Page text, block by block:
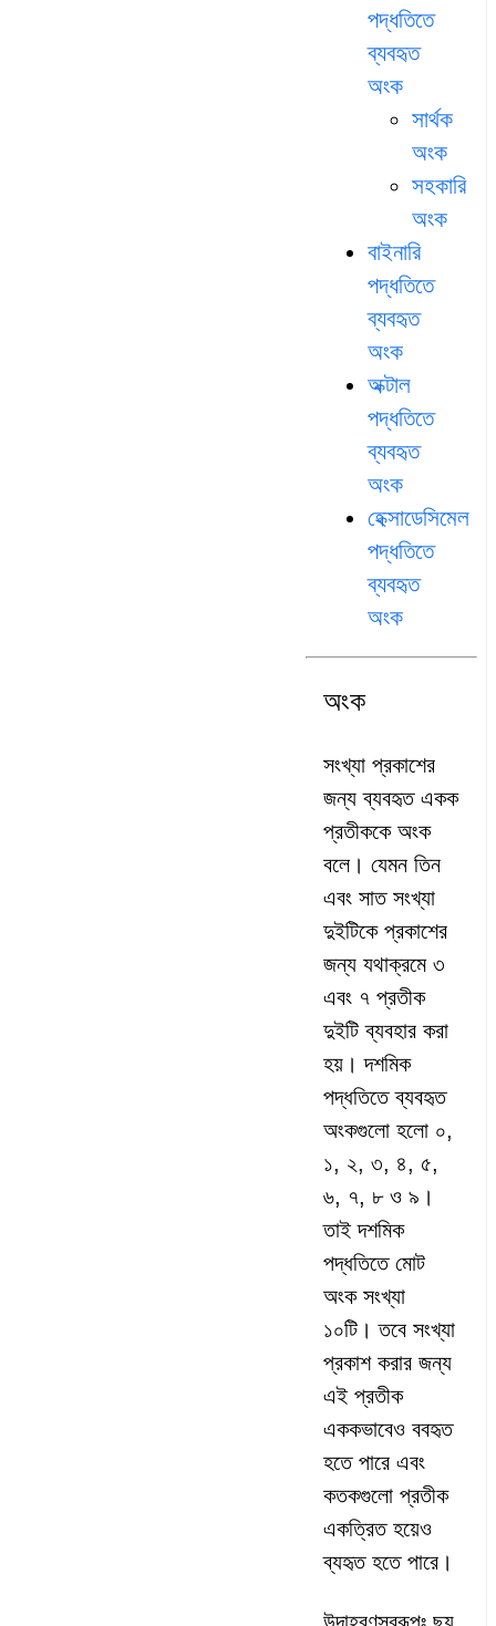
পদ্ধতিতে
ব্যবহৃত
অংক
সার্থক
অংক
সহকারি
অংক
বাইনারি
পদ্ধতিতে
ব্যবহৃত
অংক
অক্টাল
পদ্ধতিতে
ব্যবহৃত
অংক
হেক্সাডেসিমেল
পদ্ধতিতে
ব্যবহৃত
অংক
অংক
সংখ্যা প্রকাশের
জন্য ব্যবহৃত একক
প্রতীককে অংক
বলে। যেমন তিন
এবং সাত সংখ্যা
দুইটিকে প্রকাশের
জন্য যথাক্রমে ৩
এবং ৭ প্রতীক
দুইটি ব্যবহার করা
হয়। দশমিক
পদ্ধতিতে ব্যবহৃত
অংকগুলো হলো ০,
১, ২, ৩, ৪, ৫,
৬, ৭, ৮ ও ৯।
তাই দশমিক
পদ্ধতিতে মোট
অংক সংখ্যা
১০টি। তবে সংখ্যা
প্রকাশ করার জন্য
এই প্রতীক
এককভাবেও ববহৃত
হতে পারে এবং
কতকগুলো প্রতীক
একত্রিত হয়েও
ব্যহৃত হতে পারে।